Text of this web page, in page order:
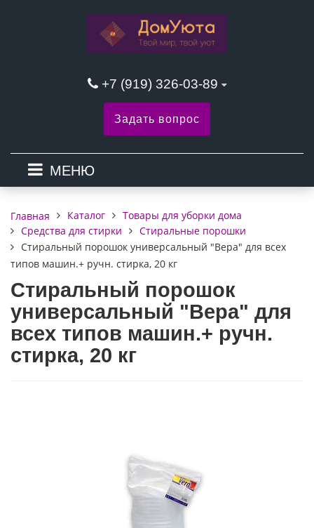
+7 (919) 326-03-89
Задать вопрос
МЕНЮ
Главная Каталог
Товары для уборки дома
Средства для стирки
Стиральные порошки
Стиральный порошок универсальный "Вера" для всех
типов машин.+ ручн. стирка, 20 кг
Стиральный порошок
универсальный "Вера" для
всех типов машин.+ ручн.
стирка, 20 кг